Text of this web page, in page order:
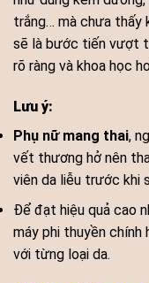
trắng… mà chưa thấy
sẽ là bước tiến vượt
rõ ràng và khoa học
Lưu ý:
Phụ nữ mang thai,
vết thương hở nên
viên da liễu trước khi
Để đạt hiệu quả cao
máy phi thuyền chính
với từng loại da.